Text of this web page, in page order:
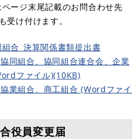
ージ末尾記載のお問合わせ先
受け付けます。
合_決算関係書類提出書
同組合、協同組合連合会、企業
ファイル)(10KB)
業組合、商工組合 (Wordファイ
役員変更届